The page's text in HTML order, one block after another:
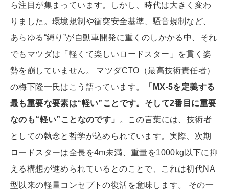
ら注目が集まっています。しかし、時代は大きく変わ
りました。環境規制や衝突安全基準、騒音規制など、
あらゆる“縛り”が自動車開発に重くのしかかる中、それ
でもマツダは「軽くて楽しいロードスター」を貫く姿
勢を崩していません。 マツダCTO（最高技術責任者）
の梅下隆一氏はこう語っています。
「MX-5を定義する
最も重要な要素は“軽い”ことです。そして2番目に重要
なのも“軽い”ことなのです」
。この言葉には、技術者
としての執念と哲学が込められています。実際、次期
ロードスターは全長を4m未満、重量を1000kg以下に抑
える構想が進められているとのことで、これは初代NA
型以来の軽量コンセプトの復活を意味します。 その一